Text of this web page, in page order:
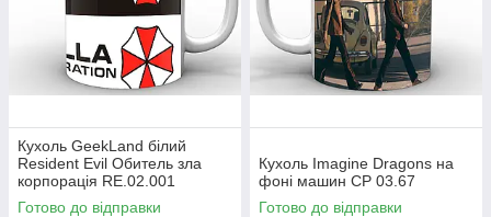
Кухоль GeekLand білий
Resident Evil Обитель зла
корпорація RE.02.001
Готово до відправки
Кухоль Imagine Dragons на
фоні машин CP 03.67
Готово до відправки